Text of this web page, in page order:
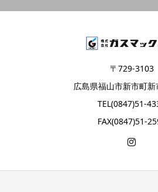
〒729-3103
広島県福山市新市町新
TEL(0847)51-
FAX(0847)51-